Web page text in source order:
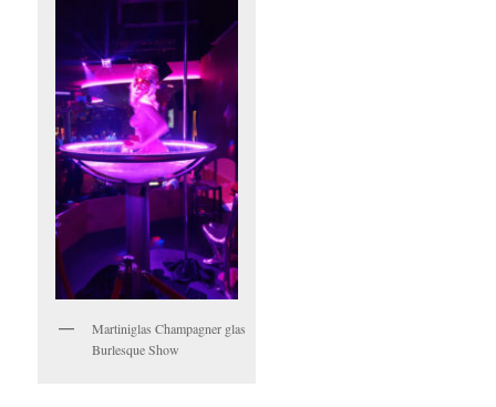
Martiniglas Champagner glas
Burlesque Show